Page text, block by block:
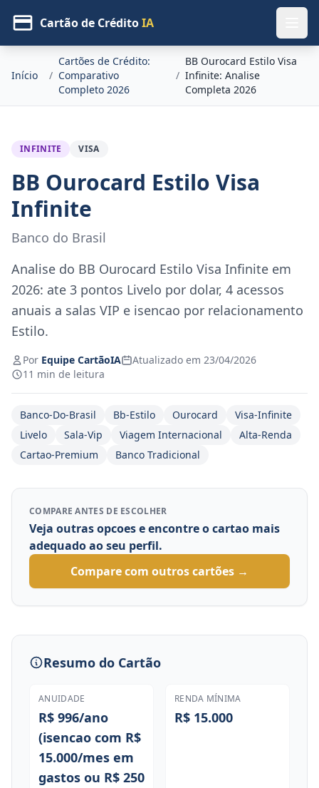
Cartão de CréditoIA
Início /
Cartões de Crédito:
Comparativo
Completo 2026
/
BB Ourocard Estilo Visa
Infinite: Analise
Completa 2026
INFINITE VISA
BB Ourocard Estilo Visa
Infinite
Banco do Brasil
Analise do BB Ourocard Estilo Visa Infinite em
2026: ate 3 pontos Livelo por dolar, 4 acessos
anuais a salas VIP e isencao por relacionamento
Estilo.
Por Equipe CartãoIA
Atualizado em 23/04/2026
11 min de leitura
Banco-Do-Brasil Bb-Estilo Ourocard
Visa-Infinite
Livelo
Sala-Vip Viagem Internacional
Alta-Renda
Cartao-Premium
Banco Tradicional
COMPARE ANTES DE ESCOLHER
Veja outras opcoes e encontre o cartao mais
adequado ao seu perfil.
Compare com outros cartões →
Resumo do Cartão
ANUIDADE
R$ 996/ano
(isencao com R$
15.000/mes em
gastos ou R$ 250
RENDA MÍNIMA
R$ 15.000